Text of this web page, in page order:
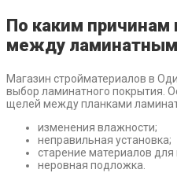
По каким
между
Магазин стройматериалов в
выбор ламинатного покрытия.
щелей между планками
изменения влажности;
неправильная установка;
старение материалов
неровная подложка.